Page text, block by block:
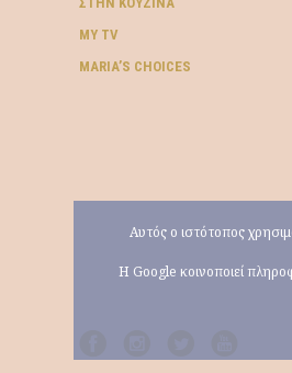
MY TV
ΜARIA’S CHOICES
Αυτός ο ιστότοπος
Η Google κοινοποιεί